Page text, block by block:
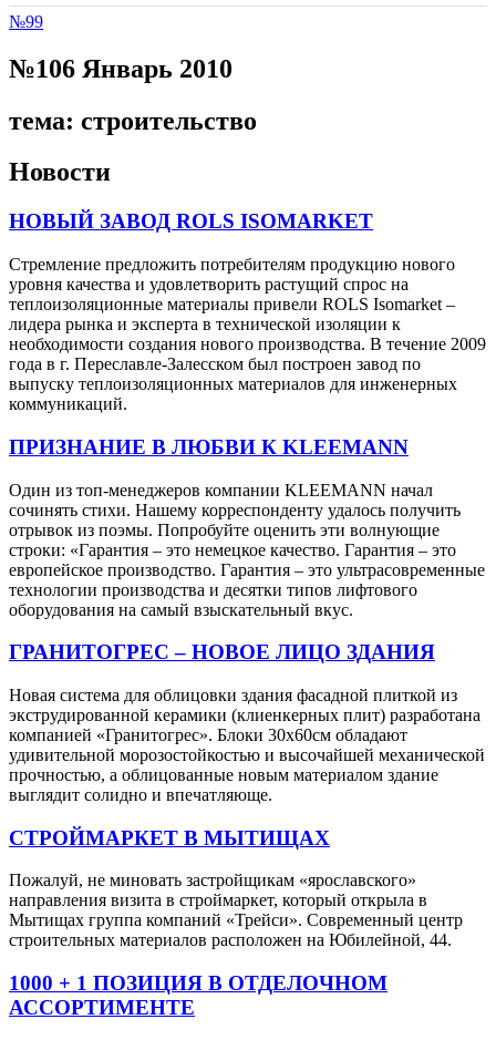
№99
№106 Январь 2010
тема: строительство
Новости
НОВЫЙ ЗАВОД ROLS ISOMARKET
Стремление предложить потребителям продукцию нового
уровня качества и удовлетворить растущий спрос на
теплоизоляционные материалы привели ROLS Isomarket –
лидера рынка и эксперта в технической изоляции к
необходимости создания нового производства. В течение 2009
года в г. Переславле-Залесском был построен завод по
выпуску теплоизоляционных материалов для инженерных
коммуникаций.
ПРИЗНАНИЕ В ЛЮБВИ К KLEEMANN
Один из топ-менеджеров компании KLEEMANN начал
сочинять стихи. Нашему корреспонденту удалось получить
отрывок из поэмы. Попробуйте оценить эти волнующие
строки: «Гарантия – это немецкое качество. Гарантия – это
европейское производство. Гарантия – это ультрасовременные
технологии производства и десятки типов лифтового
оборудования на самый взыскательный вкус.
ГРАНИТОГРЕС – НОВОЕ ЛИЦО ЗДАНИЯ
Новая система для облицовки здания фасадной плиткой из
экструдированной керамики (клиенкерных плит) разработана
компанией «Гранитогрес». Блоки 30х60см обладают
удивительной морозостойкостью и высочайшей механической
прочностью, а облицованные новым материалом здание
выглядит солидно и впечатляюще.
СТРОЙМАРКЕТ В МЫТИЩАХ
Пожалуй, не миновать застройщикам «ярославского»
направления визита в строймаркет, который открыла в
Мытищах группа компаний «Трейси». Современный центр
строительных материалов расположен на Юбилейной, 44.
1000 + 1 ПОЗИЦИЯ В ОТДЕЛОЧНОМ
АССОРТИМЕНТЕ